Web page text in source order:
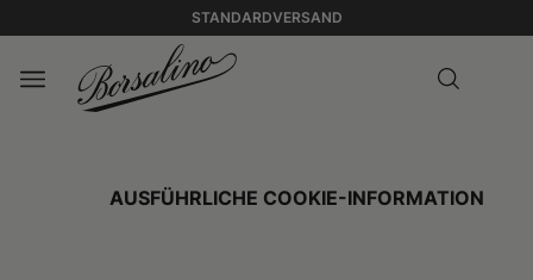
STANDARDVERSAND
AUSFÜHRLICHE COOKIE-INFORMATION